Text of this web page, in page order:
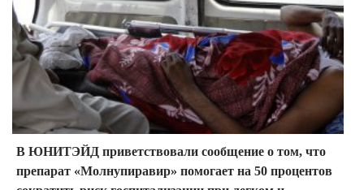
В ЮНИТЭЙД приветствовали сообщение о том, что
препарат «Молнупиравир» помогает на 50 процентов